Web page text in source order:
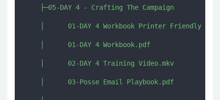
    ├─05-DAY 4 - Crafting The Campaign
│      01-DAY 4 Workbook Printer Friendly
    │      01-DAY 4 Workbook.pdf
    │      02-DAY 4 Training Video.mkv
    │      03-Posse Email Playbook.pdf